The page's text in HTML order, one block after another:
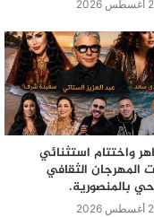
واختتام استثنائي
المهرجان الثقافي
بالمنصورية.